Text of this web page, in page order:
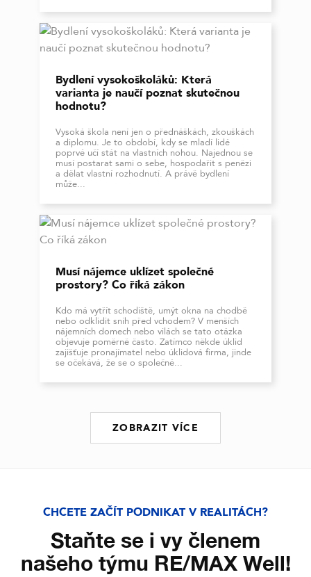
Bydlení vysokoškoláků: Která
varianta je naučí poznat skutečnou
hodnotu?
Vysoká škola není jen o přednáškách, zkouškách
a diplomu. Je to období, kdy se mladí lidé
poprvé učí stát na vlastních nohou. Najednou se
musí postarat sami o sebe, hospodařit s penězi
a dělat vlastní rozhodnutí. A právě bydlení
může...
Musí nájemce uklízet společné
prostory? Co říká zákon
Kdo má vytřít schodiště, umýt okna na chodbě
nebo odklidit sníh před vchodem? V menších
nájemních domech nebo vilách se tato otázka
objevuje poměrně často. Zatímco někde úklid
zajišťuje pronajímatel nebo úklidová firma, jinde
se očekává, že se o společné...
ZOBRAZIT VÍCE
CHCETE ZAČÍT PODNIKAT V REALITÁCH?
Staňte se i vy členem
našeho týmu RE/MAX Well!